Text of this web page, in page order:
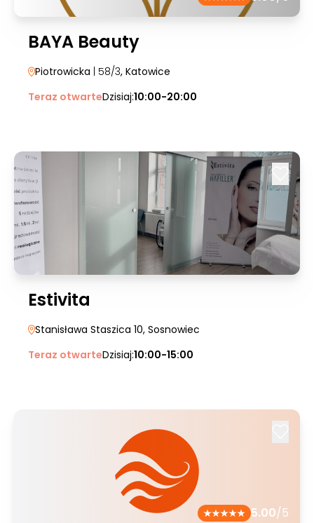
BAYA Beauty
Piotrowicka | 58/3, Katowice
Teraz otwarteDzisiaj:10:00-20:00
Estivita
Stanisława Staszica 10, Sosnowiec
Teraz otwarteDzisiaj:10:00-15:00
5.00/5